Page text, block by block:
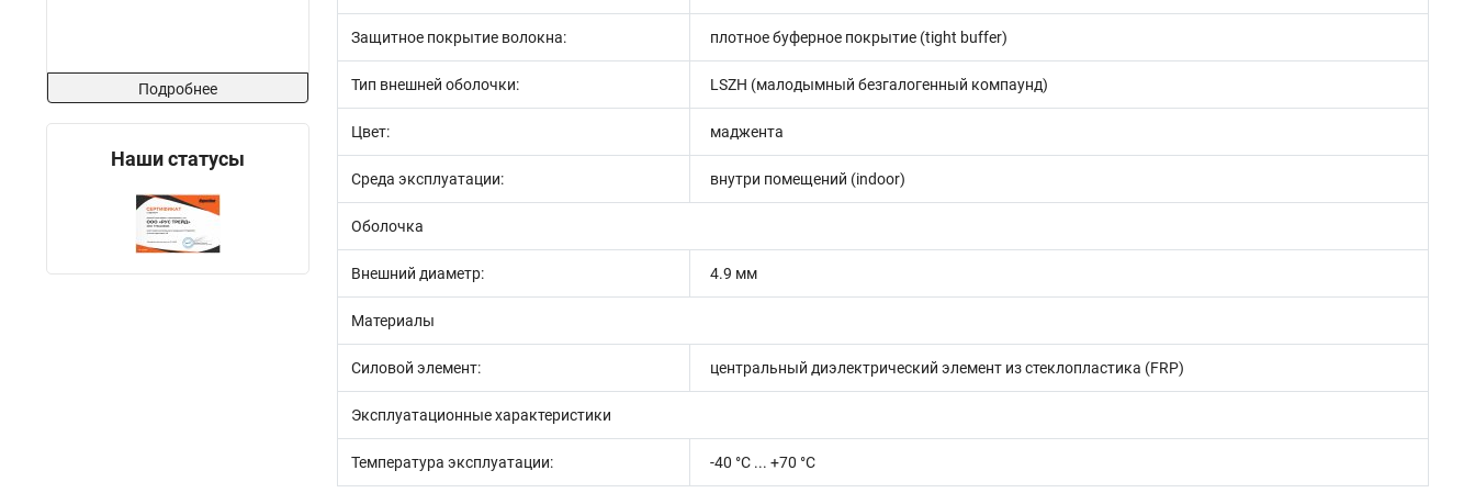
Подробнее
Наши статусы
Защитное покрытие волокна: плотное буферное покрытие (tight buffer)
Тип внешней оболочки: LSZH (малодымный безгалогенный компаунд)
Цвет: маджента
Среда эксплуатации: внутри помещений (indoor)
Оболочка
Внешний диаметр: 4.9 мм
Материалы
Силовой элемент: центральный диэлектрический элемент из стеклопластика (FRP)
Эксплуатационные характеристики
Температура эксплуатации: -40 °C ... +70 °C